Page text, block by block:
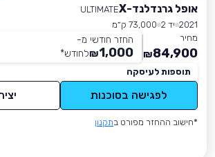
אופל גרנדלנד-X
ULTIMATE
2021 יד 2
73,000 ק״מ
מחיר
84,900
₪
החזר חודשי מ-
1,000
₪לחודש*
תוספות לעיסקה
לפגישה בסוכנות
*חישוב ההחזר מפורט בתקנון